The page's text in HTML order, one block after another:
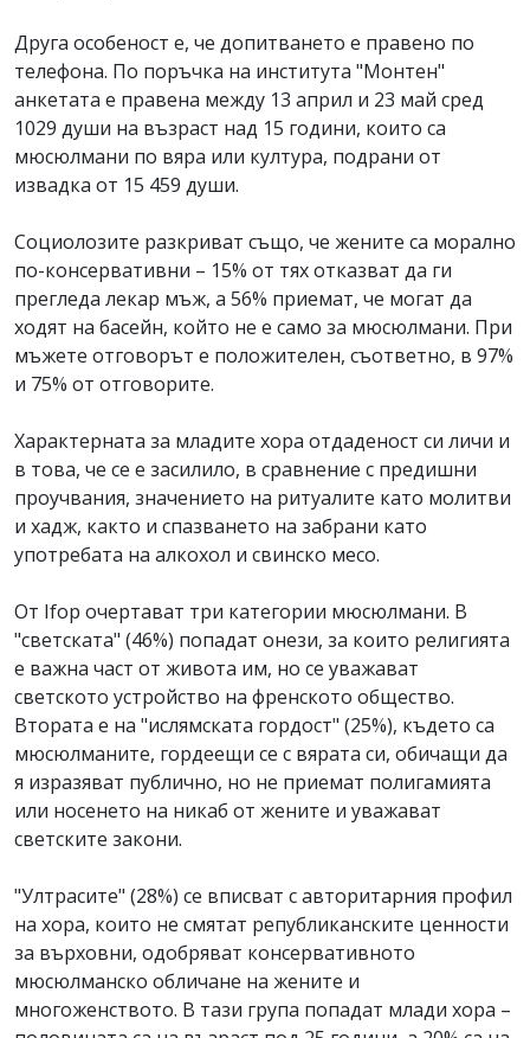
Друга особеност е, че допитването е правено по
телефона. По поръчка на института "Монтен"
анкетата е правена между 13 април и 23 май сред
1029 души на възраст над 15 години, които са
мюсюлмани по вяра или култура, подрани от
извадка от 15 459 души.
Социолозите разкриват също, че жените са морално
по-консервативни – 15% от тях отказват да ги
прегледа лекар мъж, а 56% приемат, че могат да
ходят на басейн, който не е само за мюсюлмани. При
мъжете отговорът е положителен, съответно, в 97%
и 75% от отговорите.
Характерната за младите хора отдаденост си личи и
в това, че се е засилило, в сравнение с предишни
проучвания, значението на ритуалите като молитви
и хадж, както и спазването на забрани като
употребата на алкохол и свинско месо.
От Ifop очертават три категории мюсюлмани. В
"светската" (46%) попадат онези, за които религията
е важна част от живота им, но се уважават
светското устройство на френското общество.
Втората е на "ислямската гордост" (25%), където са
мюсюлманите, гордеещи се с вярата си, обичащи да
я изразяват публично, но не приемат полигамията
или носенето на никаб от жените и уважават
светските закони.
"Ултрасите" (28%) се вписват с авторитарния профил
на хора, които не смятат републиканските ценности
за върховни, одобряват консервативното
мюсюлманско обличане на жените и
многоженството. В тази група попадат млади хора –